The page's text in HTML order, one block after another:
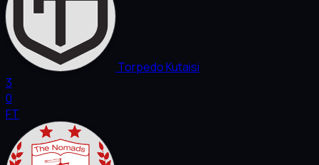
Torpedo Kutaisi
3
0
FT